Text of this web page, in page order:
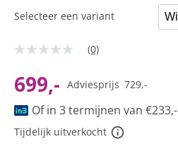
Geen
Dezelfde
paginalink.
(0)
699,- Adviesprijs 729,-
Of in 3 termijnen van €233,-
Tijdelijk uitverkocht
Selecteer een variant